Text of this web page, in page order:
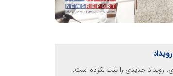
رویداد جدیدی را ثبت نکرده است.